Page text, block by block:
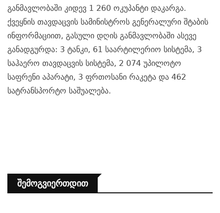
განმავლობაში კიდევ 1 260 ოკუპანტი დაკარგა.
ქვეყნის თავდაცვის სამინისტროს გენერალური შტაბის
ინფორმაციით, გასული დღის განმავლობაში ასევე
განადგურდა: 3 ტანკი, 61 საარტილერიო სისტემა, 3
საჰაერო თავდაცვის სისტემა, 2 074 უპილოტო
საფრენი აპარატი, 3 ფრთოსანი რაკეტა და 462
სატრანსპორტო საშუალება.
Შემოგვიერთდით